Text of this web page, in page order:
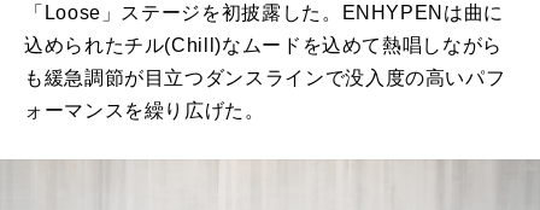
「Loose」ステージを初披露した。ENHYPENは曲に
込められたチル(Chill)なムードを込めて熱唱しながら
も緩急調節が目立つダンスラインで没入度の高いパフ
ォーマンスを繰り広げた。